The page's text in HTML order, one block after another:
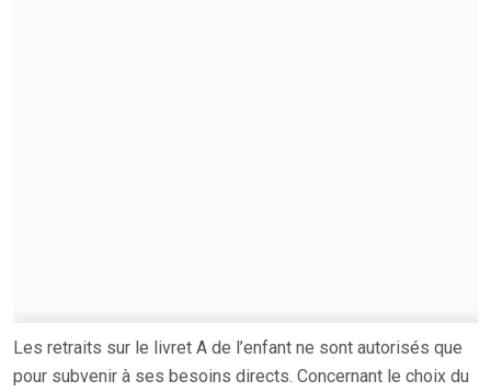
Les retraits sur le livret A de l’enfant ne sont autorisés que
pour subvenir à ses besoins directs. Concernant le choix du